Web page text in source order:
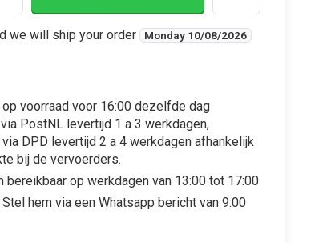
we will ship your order Monday 10/08/2026
voorraad voor 16:00 dezelfde dag
PostNL levertijd 1 a 3 werkdagen,
DPD levertijd 2 a 4 werkdagen afhankelijk
bij de vervoerders.
bereikbaar op werkdagen van 13:00 tot 17:00
Stel hem via een Whatsapp bericht van 9:00